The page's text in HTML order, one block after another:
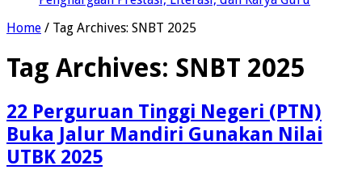
Home / Tag Archives: SNBT 2025
Tag Archives: SNBT 2025
22 Perguruan Tinggi Negeri (PTN)
Buka Jalur Mandiri Gunakan Nilai
UTBK 2025